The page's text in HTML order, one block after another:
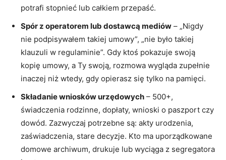
potrafi stopnieć lub całkiem przepaść.
Spór z operatorem lub dostawcą mediów – „Nigdy
nie podpisywałem takiej umowy”, „nie było takiej
klauzuli w regulaminie”. Gdy ktoś pokazuje swoją
kopię umowy, a Ty swoją, rozmowa wygląda zupełnie
inaczej niż wtedy, gdy opierasz się tylko na pamięci.
Składanie wniosków urzędowych – 500+,
świadczenia rodzinne, dopłaty, wnioski o paszport czy
dowód. Zazwyczaj potrzebne są: akty urodzenia,
zaświadczenia, stare decyzje. Kto ma uporządkowane
domowe archiwum, drukuje lub wyciąga z segregatora